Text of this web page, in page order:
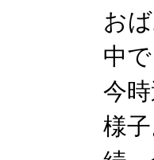
お
中
今
様